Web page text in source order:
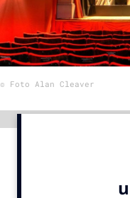
12 nov: MarketingLive!
Adverteren
Events
Academy
© Foto Alan Cleaver